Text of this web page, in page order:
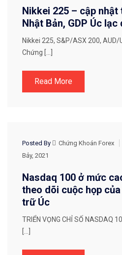
Nikkei 225 – cập
Nhật Bản, GDP Úc lạc
Nikkei 225, S&P/ASX 200, AUD/
Chứng […]
Read More
CHIẾN LƯỢC GIAO DỊCH
Posted By Chứng Khoán Forex
Bảy, 2021
Nasdaq 100 ở mức
theo dõi cuộc họp
trữ Úc
TRIỂN VỌNG CHỈ SỐ NASDAQ
[…]